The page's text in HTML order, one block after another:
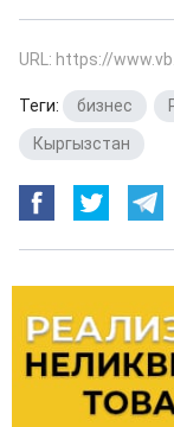
URL: https://
Теги: бизнес
Кыргызстан